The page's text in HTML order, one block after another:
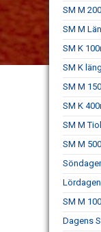
SM M
SM M
SM K
SM K
SM M
SM K
SM M
SM M
SM M
Dagens